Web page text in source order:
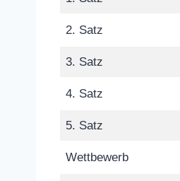
2. Satz
3. Satz
4. Satz
5. Satz
Wettbewerb